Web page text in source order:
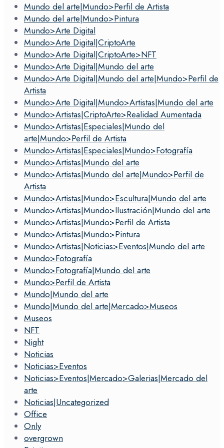
Mundo del arte|Mundo>Perfil de Artista
Mundo del arte|Mundo>Pintura
Mundo>Arte Digital
Mundo>Arte Digital|CriptoArte
Mundo>Arte Digital|CriptoArte>NFT
Mundo>Arte Digital|Mundo del arte
Mundo>Arte Digital|Mundo del arte|Mundo>Perfil de
Artista
Mundo>Arte Digital|Mundo>Artistas|Mundo del arte
Mundo>Artistas|CriptoArte>Realidad Aumentada
Mundo>Artistas|Especiales|Mundo del
arte|Mundo>Perfil de Artista
Mundo>Artistas|Especiales|Mundo>Fotografía
Mundo>Artistas|Mundo del arte
Mundo>Artistas|Mundo del arte|Mundo>Perfil de
Artista
Mundo>Artistas|Mundo>Escultura|Mundo del arte
Mundo>Artistas|Mundo>Ilustración|Mundo del arte
Mundo>Artistas|Mundo>Perfil de Artista
Mundo>Artistas|Mundo>Pintura
Mundo>Artistas|Noticias>Eventos|Mundo del arte
Mundo>Fotografía
Mundo>Fotografía|Mundo del arte
Mundo>Perfil de Artista
Mundo|Mundo del arte
Mundo|Mundo del arte|Mercado>Museos
Museos
NFT
Night
Noticias
Noticias>Eventos
Noticias>Eventos|Mercado>Galerias|Mercado del
arte
Noticias|Uncategorized
Office
Only
overgrown